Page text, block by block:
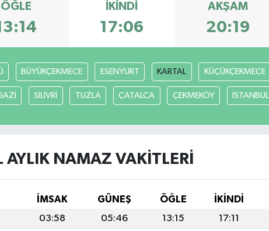
ÖĞLE İKINDI
17:06
AKŞAM
20:19
BÜYÜKÇEKMECE ESENYURT KARTAL KÜÇÜKÇEKMECE
SİLİVRİ TUZLA ÇATALCA ÇEKMEKÖY İSTANBUL
AYLIK NAMAZ VAKITLERI
İMSAK GÜNEŞ ÖĞLE İKINDI
03:58 05:46 13:15 17:11